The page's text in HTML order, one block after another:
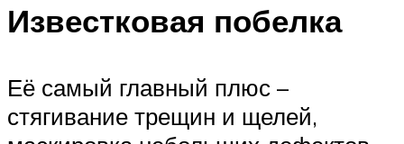
Известковая побелка
Её самый главный плюс –
стягивание трещин и щелей,